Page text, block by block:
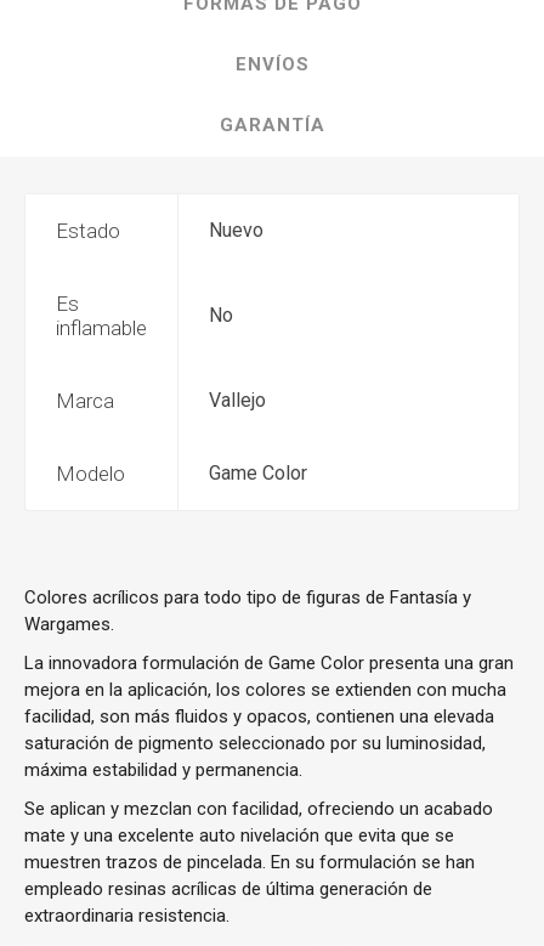
ENVÍOS
GARANTÍA
Estado Nuevo
Es
inflamable
No
Marca Vallejo
Modelo Game Color
Colores acrílicos para todo tipo de figuras de Fantasía y
Wargames.
La innovadora formulación de Game Color presenta una gran
mejora en la aplicación, los colores se extienden con mucha
facilidad, son más fluidos y opacos, contienen una elevada
saturación de pigmento seleccionado por su luminosidad,
máxima estabilidad y permanencia.
Se aplican y mezclan con facilidad, ofreciendo un acabado
mate y una excelente auto nivelación que evita que se
muestren trazos de pincelada. En su formulación se han
empleado resinas acrílicas de última generación de
extraordinaria resistencia.